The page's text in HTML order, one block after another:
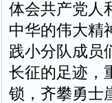
体会共产党人
中华的伟大精
践小分队成员
长征的足迹，
锁，齐攀勇士